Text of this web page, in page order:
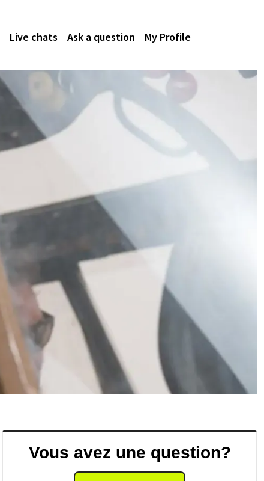
Live chats Ask a question My Profile
Vous avez une question?